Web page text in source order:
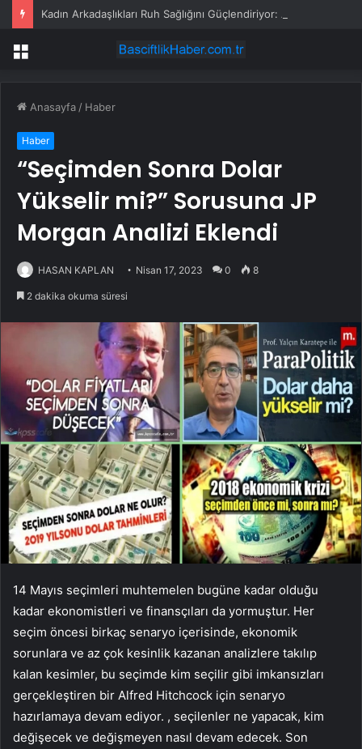
Menü
Anasayfa / Haber
Haber
“Seçimden Sonra Dolar
Yükselir mi?” Sorusuna JP
Morgan Analizi Eklendi
HASAN KAPLAN Nisan 17, 2023 0 8
2 dakika okuma süresi
14 Mayıs seçimleri muhtemelen bugüne kadar olduğu
kadar ekonomistleri ve finansçıları da yormuştur. Her
seçim öncesi birkaç senaryo içerisinde, ekonomik
sorunlara ve az çok kesinlik kazanan analizlere takılıp
kalan kesimler, bu seçimde kim seçilir gibi imkansızları
gerçekleştiren bir Alfred Hitchcock için senaryo
hazırlamaya devam ediyor. , seçilenler ne yapacak, kim
değişecek ve değişmeyen nasıl devam edecek. Son